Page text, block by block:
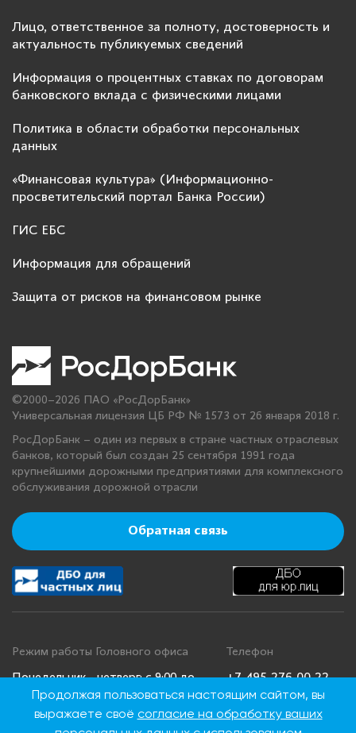
Лицо, ответственное за полноту, достоверность и
актуальность публикуемых сведений
Информация о процентных ставках по договорам
банковского вклада с физическими лицами
Политика в области обработки персональных
данных
«Финансовая культура» (Информационно-
просветительский портал Банка России)
ГИС ЕБС
Информация для обращений
Защита от рисков на финансовом рынке
©2000–2026 ПАО «РосДорБанк»
Универсальная лицензия ЦБ РФ № 1573 от 26 января 2018 г.
РосДорБанк – один из первых в стране частных отраслевых
банков, который был создан 25 сентября 1991 года
крупнейшими дорожными предприятиями для комплексного
обслуживания дорожной отрасли
Обратная связь
Режим работы Головного офиса
Понедельник - четверг: с 9:00 до
18:00
Пятница: с 9:00 до 16:45
Телефон
+7 495 276 00 22
8 800 100 00 22
(Бесплатно по
Продолжая пользоваться настоящим сайтом, вы
выражаете своё согласие на обработку ваших